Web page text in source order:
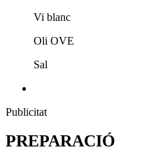
Vi blanc
Oli OVE
Sal
Publicitat
PREPARACIÓ